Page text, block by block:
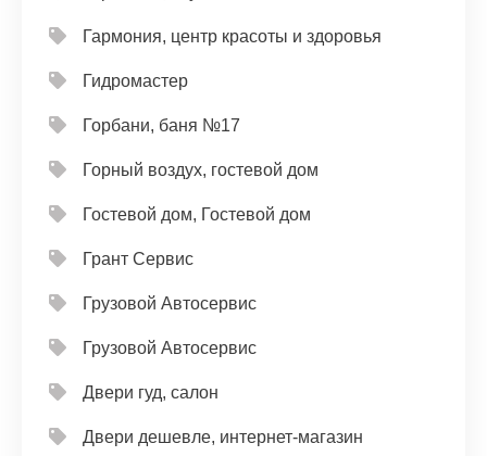
Гармония, центр красоты и здоровья
Гидромастер
Горбани, баня №17
Горный воздух, гостевой дом
Гостевой дом, Гостевой дом
Грант Сервис
Грузовой Автосервис
Грузовой Автосервис
Двери гуд, салон
Двери дешевле, интернет-магазин